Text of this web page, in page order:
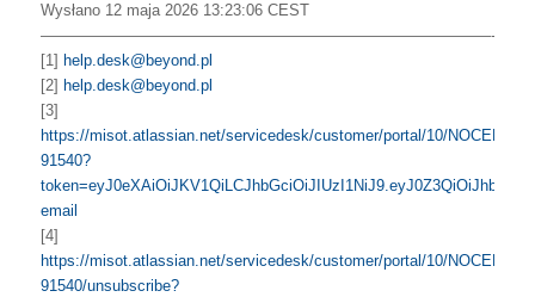
Wysłano 12 maja 2026 13:23:06 CEST
—————————————————————————————-
[1] help.desk@beyond.pl
[2] help.desk@beyond.pl
[3]
https://misot.atlassian.net/servicedesk/customer/portal/10/NOCEPIX-
91540?
email
[4]
https://misot.atlassian.net/servicedesk/customer/portal/10/NOCEPIX-
91540/unsubscribe?